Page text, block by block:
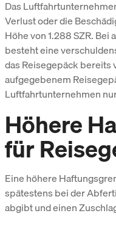
Das
Verlust oder die
Höhe von 1.288 SZR.
besteht eine
das Reisegepäck bereits
aufgegebenem
Luftfahrtunternehmen
Höhere
für
Eine höhere
spätestens bei der
abgibt und einen